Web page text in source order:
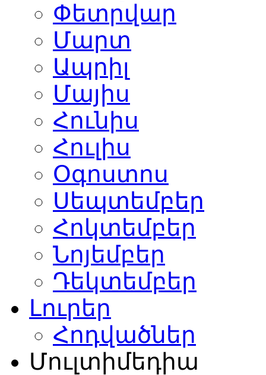
Փետրվար
Մարտ
Ապրիլ
Մայիս
Հունիս
Հուլիս
Օգոստոս
Սեպտեմբեր
Հոկտեմբեր
Նոյեմբեր
Դեկտեմբեր
Լուրեր
Հոդվածներ
Մուլտիմեդիա